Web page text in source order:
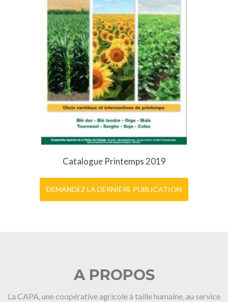
Catalogue Printemps 2019
DEMANDEZ LA DERNIÈRE PUBLICATION
A PROPOS
La CAPA, une coopérative agricole à taille humaine, au service